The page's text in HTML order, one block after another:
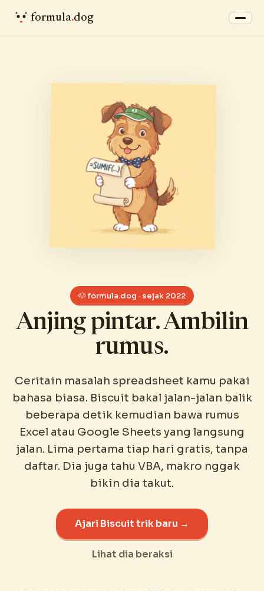
formula.dog
🐶 formula.dog · sejak 2022
Anjing pintar. Ambilin
rumus.
Ceritain masalah spreadsheet kamu pakai
bahasa biasa. Biscuit bakal jalan-jalan balik
beberapa detik kemudian bawa rumus
Excel atau Google Sheets yang langsung
jalan. Lima pertama tiap hari gratis, tanpa
daftar. Dia juga tahu VBA, makro nggak
bikin dia takut.
Ajari Biscuit trik baru →
Lihat dia beraksi